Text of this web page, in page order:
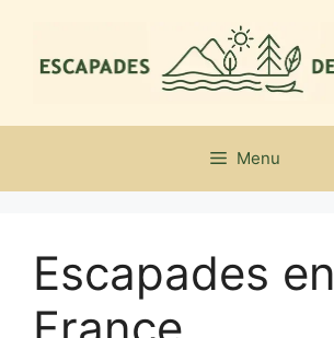
contenu
Menu
Escapades en